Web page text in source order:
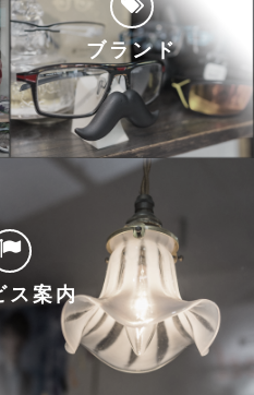
ブランド
ス案内